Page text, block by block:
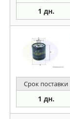
1 дн.
Срок поставки
1 дн.